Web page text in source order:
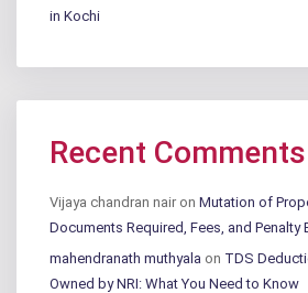
in Kochi
Recent Comments
Vijaya chandran nair on Mutation of
Documents Required, Fees, and Penalty
mahendranath muthyala on TDS
Owned by NRI: What You Need to Know